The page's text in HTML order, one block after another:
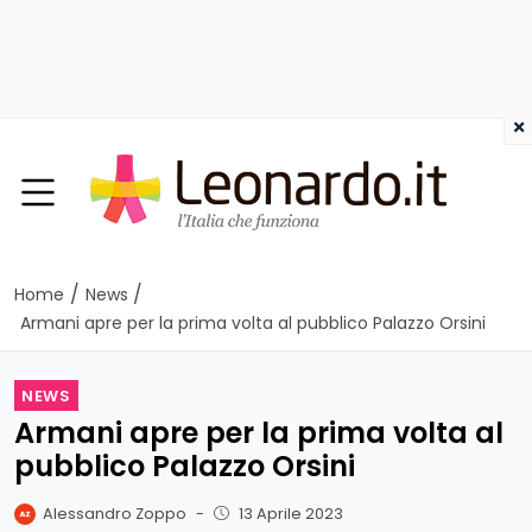
Home / News /
Armani apre per la prima volta al pubblico Palazzo Orsini
NEWS
Armani apre per la prima volta al
pubblico Palazzo Orsini
Alessandro Zoppo - 13 Aprile 2023
×